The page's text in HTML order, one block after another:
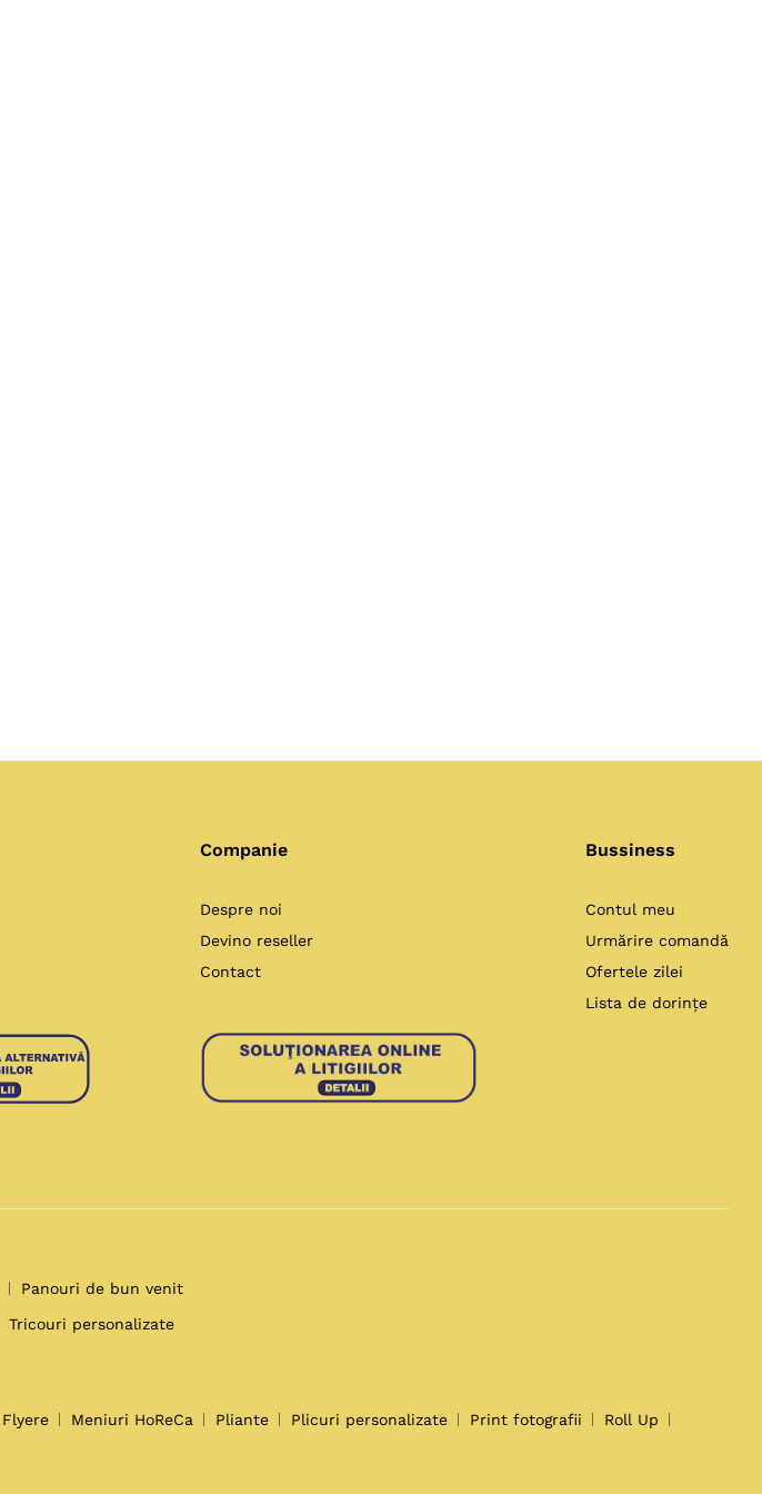
Companie
Despre noi
Devino reseller
Contact
Bussiness
Contul meu
Urmărire comandă
Ofertele zilei
Lista de dorințe
Panouri de bun venit
Tricouri personalizate
Flyere Meniuri HoReCa Pliante Plicuri personalizate Print fotografii
Roll Up